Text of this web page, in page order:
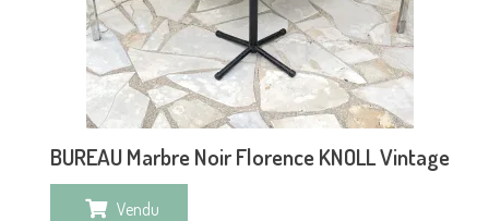
BUREAU Marbre Noir Florence KNOLL Vintage
Vendu